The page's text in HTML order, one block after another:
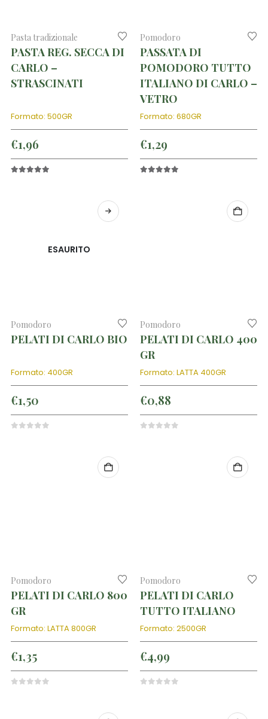
Pasta tradizionale
PASTA REG. SECCA DI
CARLO –
STRASCINATI
Formato: 500GR
€1,96
Pomodoro
PASSATA DI
POMODORO TUTTO
ITALIANO DI CARLO –
VETRO
Formato: 680GR
€1,29
ESAURITO
Pomodoro
PELATI DI CARLO BIO
Formato: 400GR
€1,50
Pomodoro
PELATI DI CARLO 400
GR
Formato: LATTA 400GR
€0,88
Pomodoro
PELATI DI CARLO 800
GR
Formato: LATTA 800GR
€1,35
Pomodoro
PELATI DI CARLO
TUTTO ITALIANO
Formato: 2500GR
€4,99